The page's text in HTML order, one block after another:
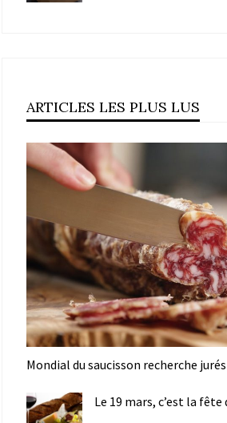
ARTICLES LES PLUS LUS
Mondial du saucisson recherche
Le 19 mars, c’est la